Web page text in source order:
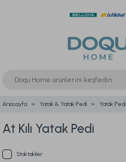
Anasayfa Yatak & Yatak Pedi Yatak Pedi
At Kılı Yatak Pedi
Stoktakiler